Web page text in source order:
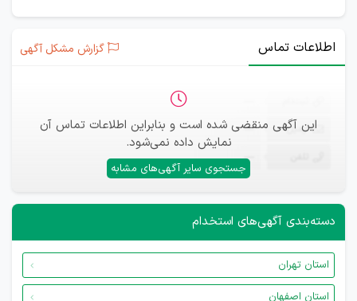
اطلاعات تماس گزارش مشکل آگهی
این آگهی منقضی شده است و بنابراین اطلاعات تماس آن
نمایش داده نمی‌شود.
جستجوی سایر آگهی‌های مشابه
ایمیل —
—
دسته‌بندی آگهی‌های استخدام
استان تهران
استان اصفهان